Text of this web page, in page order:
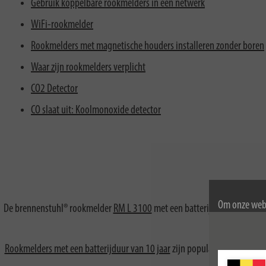
Om onze
Gebruik koppelbare rookmelders in een netwerk
WiFi-rookmelder
Rookmelders met magnetische houders installeren zonder boren
Waar zijn rookmelders verplicht
CO2 Detector
CO slaat uit: Koolmonoxide detector
De brennenstuhl® rookmelder RM L 3100 met een batterijlevensduur
Rookmelders met een batterijduur van 10 jaarzijn populair omdat dit